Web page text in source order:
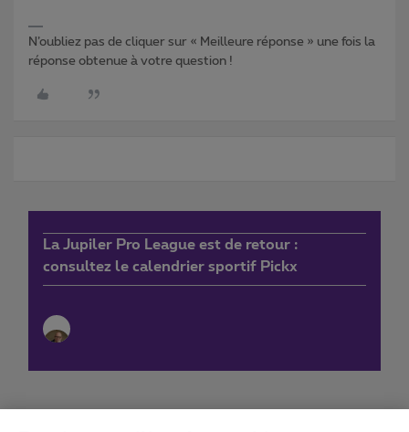
N’oubliez pas de cliquer sur « Meilleure réponse » une fois la
réponse obtenue à votre question !
La Jupiler Pro League est de retour :
consultez le calendrier sportif Pickx